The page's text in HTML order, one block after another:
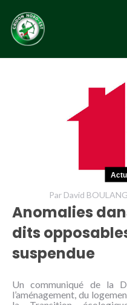
INTERROGEZ-
INFORMEZ-
VOUS
LISEZ-NOUS
CONNAÎTRE
Par David
Anomalies
dits
suspendue
Un communiqué de la
l’aménagement, du